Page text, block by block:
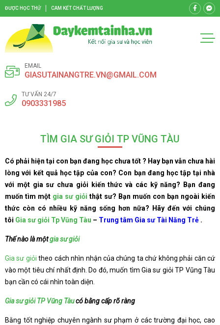
ĐƯỢC HỌC THỬ CAM KẾT CHẤT LƯỢNG
EMAIL
GIASUTAINANGTRE.VN@GMAIL.COM
TƯ VẤN 24/7
0903331985
TÌM GIA SƯ GIỎI TP VŨNG TÀU
Có phải hiện tại con bạn đang học chưa tốt ? Hay bạn vẫn chưa hài
lòng với kết quả học tập của con? Con bạn đang học tập tại nhà
với một gia sư chưa giỏi kiến thức và các kỹ năng? Bạn đang
muốn tìm một gia sư giỏi thật sư? Bạn muốn con bạn ngoài kiến
thức còn có nhiều kỹ năng sống hơn nữa? Hãy đến với chúng
tôi Gia sư giỏi Tp Vũng Tàu – Trung tâm Gia sư Tài Năng Trẻ .
Thế nào là mộtgia sư giỏi
Gia sư giỏi theo cách nhìn nhận của chúng ta chứ không phải căn cứ
vào một tiêu chí nhất định. Do đó, muốn tìm Gia sư giỏi TP Vũng Tàu
bạn cần có cái nhìn toàn diện.
Gia sư giỏi TP Vũng Tàucó bằng cấp rõ ràng
Bằng tốt nghiệp chuyên ngành sư phạm ở các trường đại học, cao